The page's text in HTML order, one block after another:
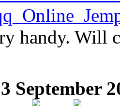
handy. Will
September